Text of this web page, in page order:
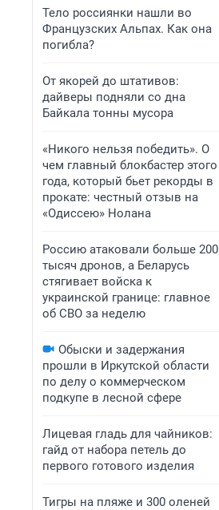
Тело россиянки нашли во
Французских Альпах. Как она
погибла?
От якорей до штативов:
дайверы подняли со дна
Байкала тонны мусора
«Никого нельзя победить». О
чем главный блокбастер этого
года, который бьет рекорды в
прокате: честный отзыв на
«Одиссею» Нолана
Россию атаковали больше 200
тысяч дронов, а Беларусь
стягивает войска к
украинской границе: главное
об СВО за неделю
Обыски и задержания
прошли в Иркутской области
по делу о коммерческом
подкупе в лесной сфере
Лицевая гладь для чайников:
гайд от набора петель до
первого готового изделия
Тигры на пляже и 300 оленей